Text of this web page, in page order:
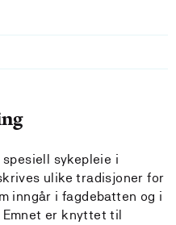
sykepleie i
ulike tradisjoner for
inngår i fagdebatten og i
er knyttet til